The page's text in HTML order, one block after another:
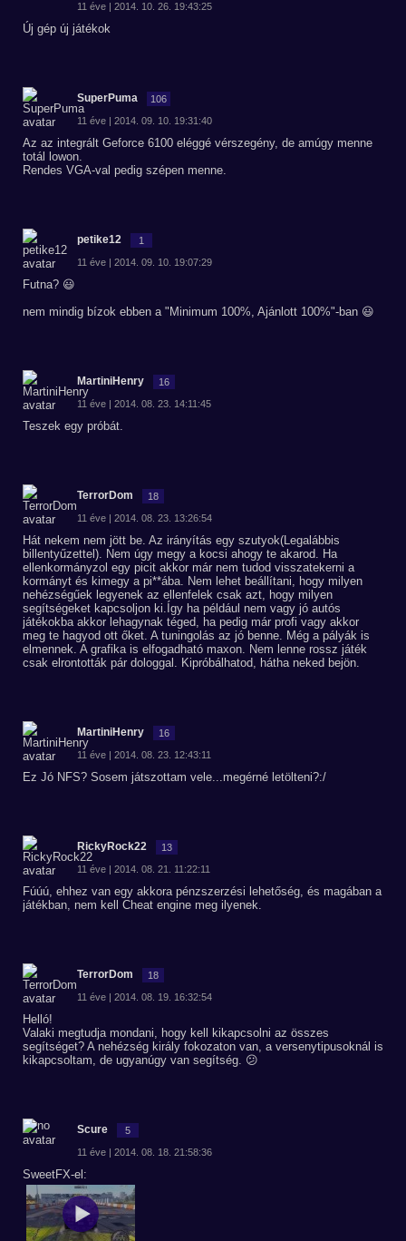
11 éve | 2014. 10. 26. 19:43:25
Új gép új játékok
SuperPuma 106
11 éve | 2014. 09. 10. 19:31:40
Az az integrált Geforce 6100 eléggé vérszegény, de amúgy menne
totál lowon.
Rendes VGA-val pedig szépen menne.
petike12 1
11 éve | 2014. 09. 10. 19:07:29
Futna? 😃
nem mindig bízok ebben a "Minimum 100%, Ajánlott 100%"-ban 😃
MartiniHenry 16
11 éve | 2014. 08. 23. 14:11:45
Teszek egy próbát.
TerrorDom 18
11 éve | 2014. 08. 23. 13:26:54
Hát nekem nem jött be. Az irányítás egy szutyok(Legalábbis
billentyűzettel). Nem úgy megy a kocsi ahogy te akarod. Ha
ellenkormányzol egy picit akkor már nem tudod visszatekerni a
kormányt és kimegy a pi**ába. Nem lehet beállítani, hogy milyen
nehézségűek legyenek az ellenfelek csak azt, hogy milyen
segítségeket kapcsoljon ki.Így ha például nem vagy jó autós
játékokba akkor lehagynak téged, ha pedig már profi vagy akkor
meg te hagyod ott őket. A tuningolás az jó benne. Még a pályák is
elmennek. A grafika is elfogadható maxon. Nem lenne rossz játék
csak elrontották pár dologgal. Kipróbálhatod, hátha neked bejön.
MartiniHenry 16
11 éve | 2014. 08. 23. 12:43:11
Ez Jó NFS? Sosem játszottam vele...megérné letölteni?:/
RickyRock22 13
11 éve | 2014. 08. 21. 11:22:11
Fúúú, ehhez van egy akkora pénzszerzési lehetőség, és magában a
játékban, nem kell Cheat engine meg ilyenek.
TerrorDom 18
11 éve | 2014. 08. 19. 16:32:54
Helló!
Valaki megtudja mondani, hogy kell kikapcsolni az összes
segítséget? A nehézség király fokozaton van, a versenytipusoknál is
kikapcsoltam, de ugyanúgy van segítség. 😕
Scure 5
11 éve | 2014. 08. 18. 21:58:36
SweetFX-el: